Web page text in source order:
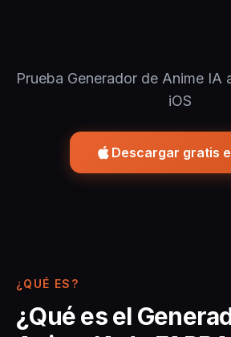
Prueba Generador de Anime
iOS
Descargar gratis
¿QUÉ ES?
¿Qué es el